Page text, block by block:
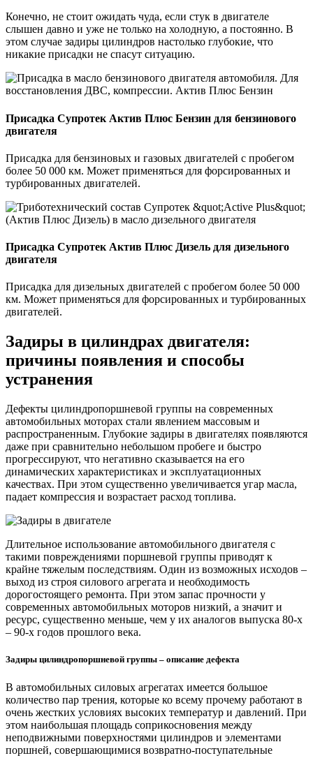
Конечно, не стоит ожидать чуда, если стук в двигателе
слышен давно и уже не только на холодную, а постоянно. В
этом случае задиры цилиндров настолько глубокие, что
никакие присадки не спасут ситуацию.
Присадка Супротек Актив Плюс Бензин для бензинового
двигателя
Присадка для бензиновых и газовых двигателей с пробегом
более 50 000 км. Может применяться для форсированных и
турбированных двигателей.
Присадка Супротек Актив Плюс Дизель для дизельного
двигателя
Присадка для дизельных двигателей с пробегом более 50 000
км. Может применяться для форсированных и турбированных
двигателей.
Задиры в цилиндрах двигателя:
причины появления и способы
устранения
Дефекты цилиндропоршневой группы на современных
автомобильных моторах стали явлением массовым и
распространенным. Глубокие задиры в двигателях появляются
даже при сравнительно небольшом пробеге и быстро
прогрессируют, что негативно сказывается на его
динамических характеристиках и эксплуатационных
качествах. При этом существенно увеличивается угар масла,
падает компрессия и возрастает расход топлива.
Длительное использование автомобильного двигателя с
такими повреждениями поршневой группы приводят к
крайне тяжелым последствиям. Один из возможных исходов –
выход из строя силового агрегата и необходимость
дорогостоящего ремонта. При этом запас прочности у
современных автомобильных моторов низкий, а значит и
ресурс, существенно меньше, чем у их аналогов выпуска 80-х
– 90-х годов прошлого века.
Задиры цилиндропоршневой группы – описание дефекта
В автомобильных силовых агрегатах имеется большое
количество пар трения, которые ко всему прочему работают в
очень жестких условиях высоких температур и давлений. При
этом наибольшая площадь соприкосновения между
неподвижными поверхностями цилиндров и элементами
поршней, совершающимися возвратно-поступательные